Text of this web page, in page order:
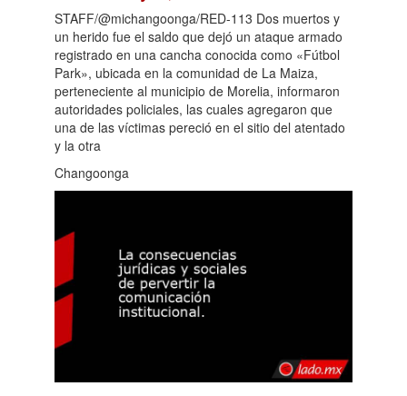
STAFF/@michangoonga/RED-113 Dos muertos y
un herido fue el saldo que dejó un ataque armado
registrado en una cancha conocida como «Fútbol
Park», ubicada en la comunidad de La Maiza,
perteneciente al municipio de Morelia, informaron
autoridades policiales, las cuales agregaron que
una de las víctimas pereció en el sitio del atentado
y la otra
Changoonga